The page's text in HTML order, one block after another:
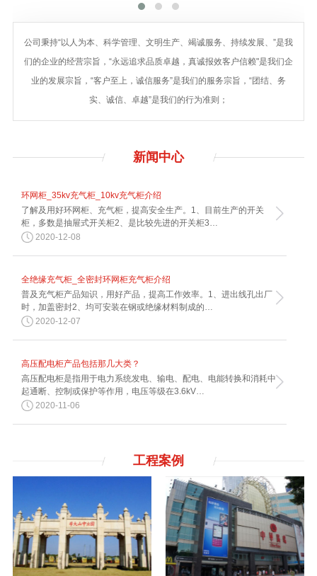
公司秉持“以人为本、科学管理、文明生产、竭诚服务、持续发展、”是我
们的企业的经营宗旨，“永远追求品质卓越，真诚报效客户信赖"是我们企
业的发展宗旨，“客户至上，诚信服务”是我们的服务宗旨，“团结、务
实、诚信、卓越”是我们的行为准则；
新闻 中心
环网柜_35kv充气柜_10kv充气柜介绍
了解及用好环网柜、充气柜，提高安全生产。1、目前生产的开关
柜，多数是抽屉式开关柜2、是比较先进的开关柜3…
2020-12-08
全绝缘充气柜_全密封环网柜充气柜介绍
普及充气柜产品知识，用好产品，提高工作效率。1、进出线孔出厂
时，加盖密封2、均可安装在钢或绝缘材料制成的…
2020-12-07
高压配电柜产品包括那几大类？
高压配电柜是指用于电力系统发电、输电、配电、电能转换和消耗中
起通断、控制或保护等作用，电压等级在3.6kV…
2020-11-06
工程案例